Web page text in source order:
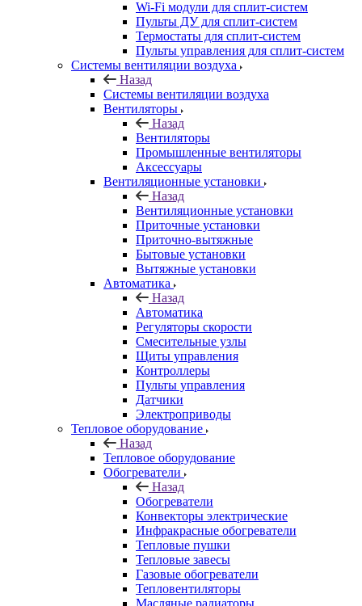
Wi-Fi модули для сплит-систем
Пульты ДУ для сплит-систем
Термостаты для сплит-систем
Пульты управления для сплит-систем
Системы вентиляции воздуха
Назад
Системы вентиляции воздуха
Вентиляторы
Назад
Вентиляторы
Промышленные вентиляторы
Аксессуары
Вентиляционные установки
Назад
Вентиляционные установки
Приточные установки
Приточно-вытяжные
Бытовые установки
Вытяжные установки
Автоматика
Назад
Автоматика
Регуляторы скорости
Смесительные узлы
Щиты управления
Контроллеры
Пульты управления
Датчики
Электроприводы
Тепловое оборудование
Назад
Тепловое оборудование
Обогреватели
Назад
Обогреватели
Конвекторы электрические
Инфракрасные обогреватели
Тепловые пушки
Тепловые завесы
Газовые обогреватели
Тепловентиляторы
Масляные радиаторы